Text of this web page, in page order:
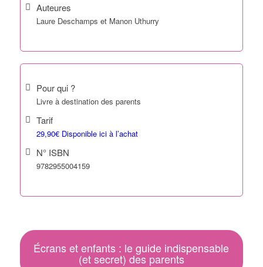
Auteures
Laure Deschamps et Manon Uthurry
Pour qui ?
Livre à destination des parents
Tarif
29,90€ Disponible ici à l’achat
N° ISBN
9782955004159
Écrans et enfants : le guide indispensable
(et secret) des parents